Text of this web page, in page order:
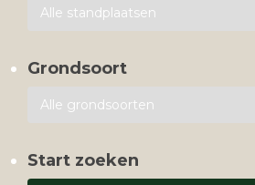
Grondsoort
Start zoeken